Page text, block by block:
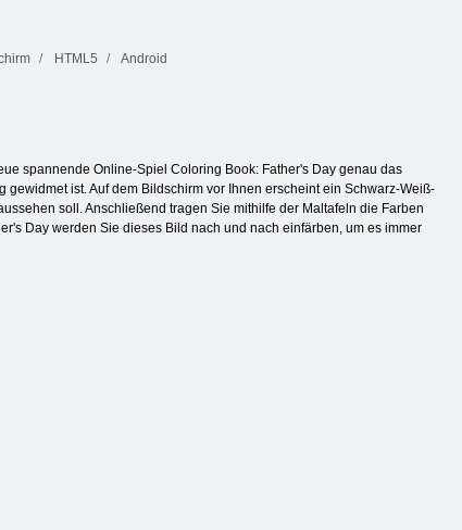
HTML5 Android
spannende Online-Spiel Coloring Book: Father's Day genau das
ist. Auf dem Bildschirm vor Ihnen erscheint ein Schwarz-Weiß-
soll. Anschließend tragen Sie mithilfe der Maltafeln die Farben
Day werden Sie dieses Bild nach und nach einfärben, um es immer